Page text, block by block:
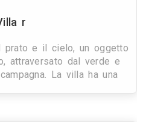
r
prato e il cielo, un oggetto
attraversato dal verde e
La villa ha una